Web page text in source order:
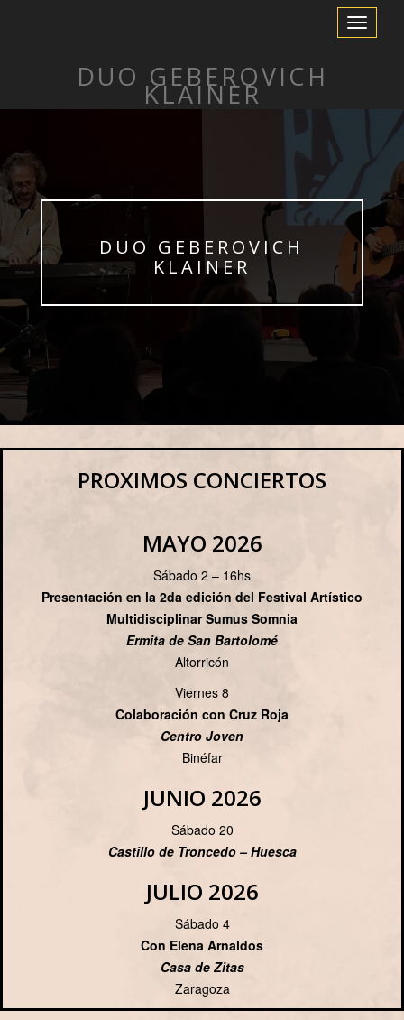
Toggle
Navigation
DUO GEBEROVICH
KLAINER
DUO GEBEROVICH
KLAINER
PROXIMOS CONCIERTOS
MAYO 2026
Sábado 2 – 16hs
Presentación en la 2da edición del Festival Artístico
Multidisciplinar Sumus Somnia
Ermita de San Bartolomé
Altorricón
Viernes 8
Colaboración con Cruz Roja
Centro Joven
Binéfar
JUNIO 2026
Sábado 20
Castillo de Troncedo – Huesca
JULIO 2026
Sábado 4
Con Elena Arnaldos
Casa de Zitas
Zaragoza